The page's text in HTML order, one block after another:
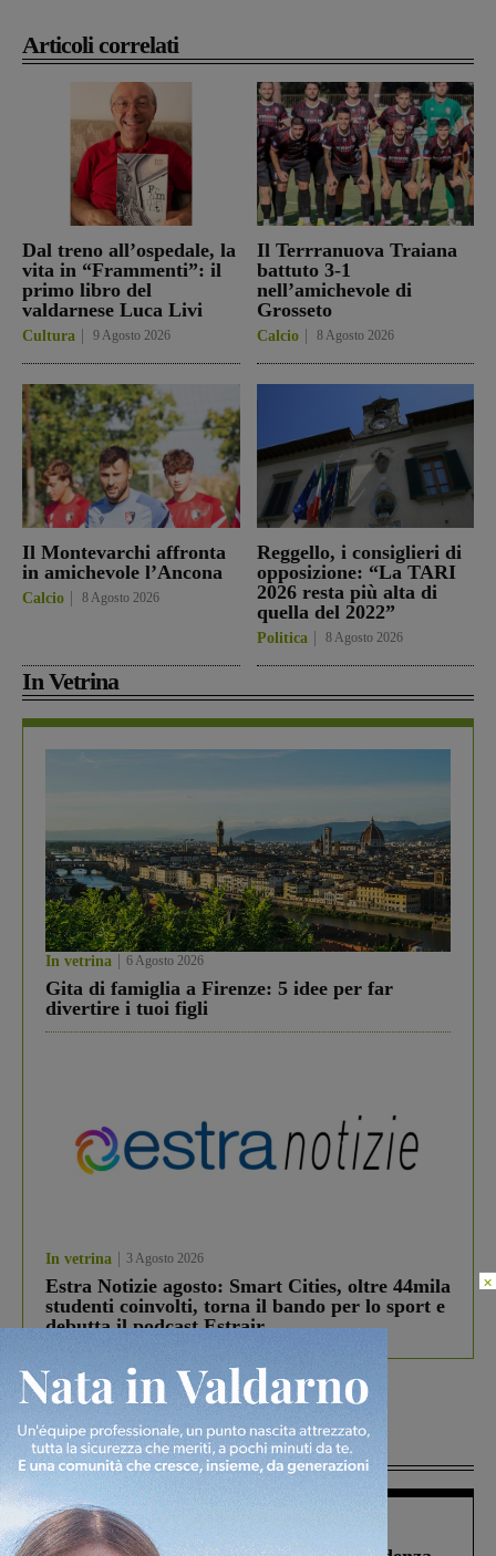
Articoli correlati
Dal treno all’ospedale, la
vita in “Frammenti”: il
primo libro del
valdarnese Luca Livi
Cultura 9 Agosto 2026
Il Terrranuova Traiana
battuto 3-1
nell’amichevole di
Grosseto
Calcio 8 Agosto 2026
Il Montevarchi affronta
in amichevole l’Ancona
Calcio 8 Agosto 2026
Reggello, i consiglieri di
opposizione: “La TARI
2026 resta più alta di
quella del 2022”
Politica 8 Agosto 2026
In Vetrina
In vetrina 6 Agosto 2026
Gita di famiglia a Firenze: 5 idee per far
divertire i tuoi figli
In vetrina 3 Agosto 2026
Estra Notizie agosto: Smart Cities, oltre 44mila
studenti coinvolti, torna il bando per lo sport e
debutta il podcast Estrair
Più lette
Figline Incisa Valdarno 1 Agosto 2026
×